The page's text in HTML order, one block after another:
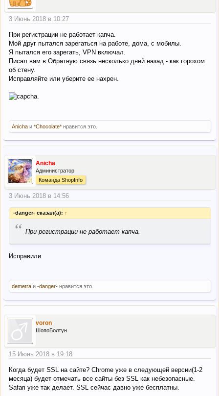
3 Июнь 2018 в 10:27
При регистрации не работает капча.
Мой друг пытался зарегаться на работе, дома, с мобилы.
Я пытался его зарегать, VPN включал.
Писал вам в Обратную связь несколько дней назад - как горохом
об стену.
Исправляйте или уберите ее наxpен.
Anicha и *Chocolate* нравится это.
Anicha
Администратор
Команда ShopInfo
3 Июнь 2018 в 14:56
-danger- сказал(а): ↑
“ При регистрации не работает капча.
Исправили.
demetra и -danger- нравится это.
voron
ШопоБолтун
15 Июнь 2018 в 19:18
Когда будет SSL на сайте? Chrome уже в следующей версии(1-2
месяца) будет отмечать все сайты без SSL как небезопасные.
Safari уже так делает. SSL сейчас давно уже бесплатны.